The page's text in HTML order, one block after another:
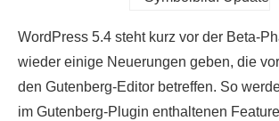
WordPress 5.4 steht kurz vor der Beta-
wieder einige Neuerungen geben, die
den Gutenberg-Editor betreffen. So
im Gutenberg-Plugin enthaltenen